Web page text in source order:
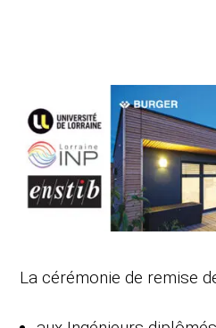
La cérémonie de remise